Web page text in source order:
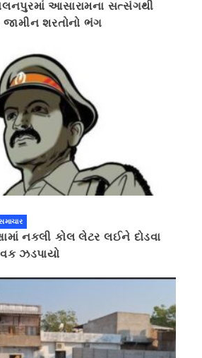
આસારામના સત્સંગથી
જામીન શરતોનો ભંગ
નકલી કોલ લેટર લઈને દોડવા
ઝડપાયો